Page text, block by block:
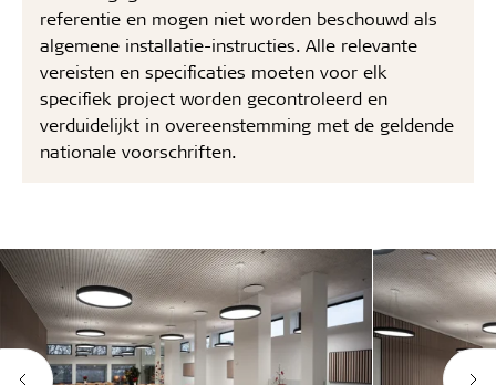
referentie en mogen niet worden beschouwd als
algemene installatie-instructies. Alle relevante
vereisten en specificaties moeten voor elk
specifiek project worden gecontroleerd en
verduidelijkt in overeenstemming met de geldende
nationale voorschriften.